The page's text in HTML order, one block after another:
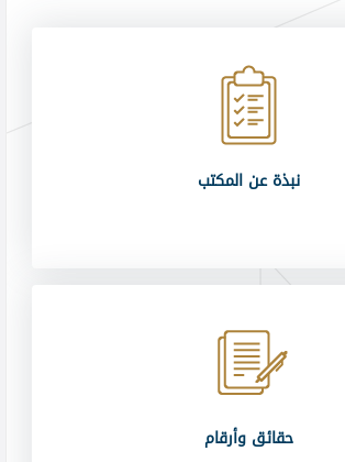
نبذة عن المكتب
حقائق وأرقام